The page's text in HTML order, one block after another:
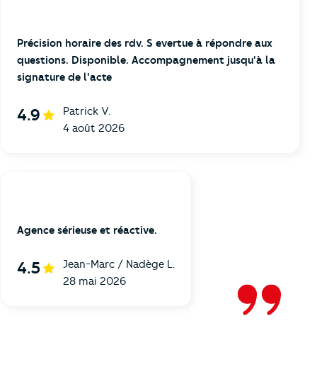
Précision horaire des rdv. S evertue à répondre aux
questions. Disponible. Accompagnement jusqu'à la
signature de l'acte
4.9
Patrick V.
4 août 2026
Agence sérieuse et réactive.
4.5
Jean-Marc / Nadège L.
28 mai 2026